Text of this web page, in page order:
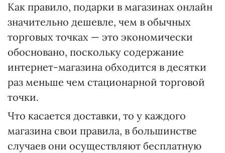
Как правило, подарки в магазинах онлайн
значительно дешевле, чем в обычных
торговых точках — это экономически
обосновано, поскольку содержание
интернет-магазина обходится в десятки
раз меньше чем стационарной торговой
точки.
Что касается доставки, то у каждого
магазина свои правила, в большинстве
случаев они осуществляют бесплатную